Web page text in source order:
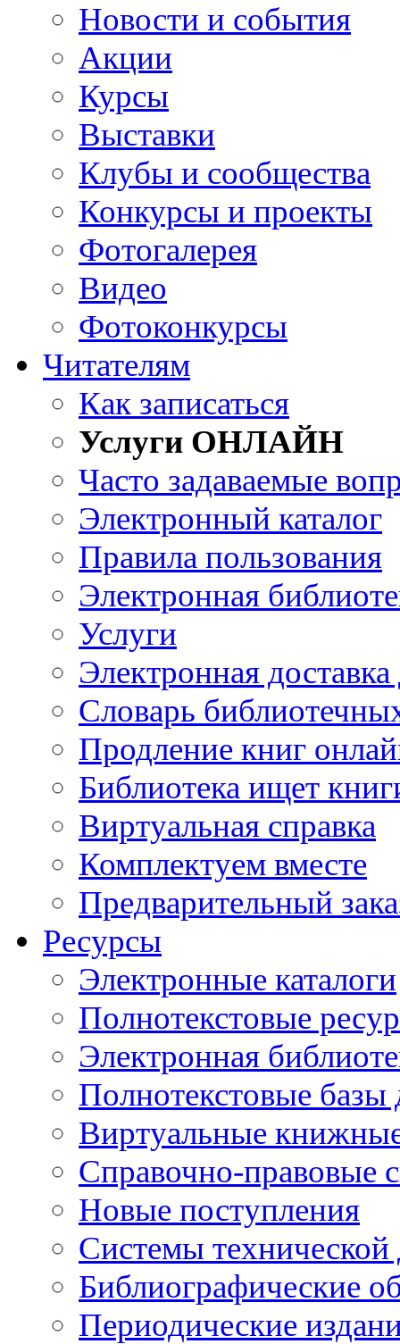
Новости и события
Акции
Курсы
Выставки
Клубы и сообщества
Конкурсы и проекты
Фотогалерея
Видео
Фотоконкурсы
Читателям
Как записаться
Услуги ОНЛАЙН
Часто задаваемые
Электронный каталог
Правила пользования
Электронная
Услуги
Электронная
Словарь
Продление книг
Библиотека ищет
Виртуальная справка
Комплектуем вместе
Предварительный
Ресурсы
Электронные каталоги
Полнотекстовые
Электронная
Полнотекстовые
Виртуальные
Справочно-правовые
Новые поступления
Cистемы
Библиографические
Периодические